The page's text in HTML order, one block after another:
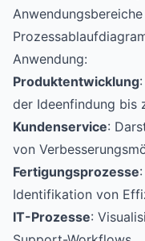
Anwendung:
Produktentwicklung
der Ideenfindung bis
Kundenservice:
von
Fertigungsprozesse
Identifikation von
IT-Prozesse: